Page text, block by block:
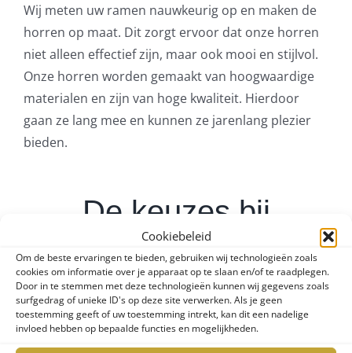
Cookiebeleid
Om de beste ervaringen te bieden, gebruiken wij technologieën zoals
cookies om informatie over je apparaat op te slaan en/of te raadplegen.
Door in te stemmen met deze technologieën kunnen wij gegevens zoals
surfgedrag of unieke ID's op deze site verwerken. Als je geen
toestemming geeft of uw toestemming intrekt, kan dit een nadelige
invloed hebben op bepaalde functies en mogelijkheden.
Wij meten uw ramen nauwkeurig op en maken de
horren op maat. Dit zorgt ervoor dat onze horren
niet alleen effectief zijn, maar ook mooi en stijlvol.
Onze horren worden gemaakt van hoogwaardige
materialen en zijn van hoge kwaliteit. Hierdoor
gaan ze lang mee en kunnen ze jarenlang plezier
bieden.
De keuzes bij
Luvifem
Bij Luvifem heeft u de keuze uit verschillende
soorten horren voor uw ramen. Zo kunt u